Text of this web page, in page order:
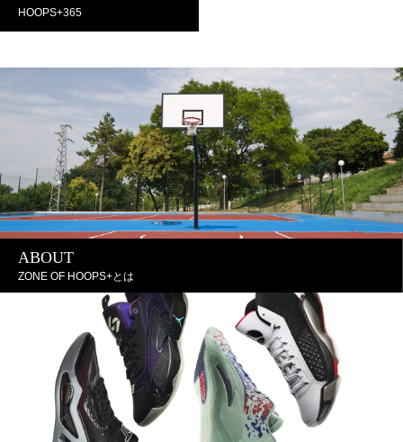
HOOPS+365
ABOUT
ZONE OF HOOPS+とは